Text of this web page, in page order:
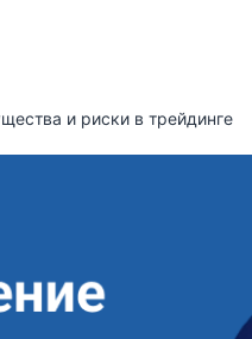
и риски в трейдинге